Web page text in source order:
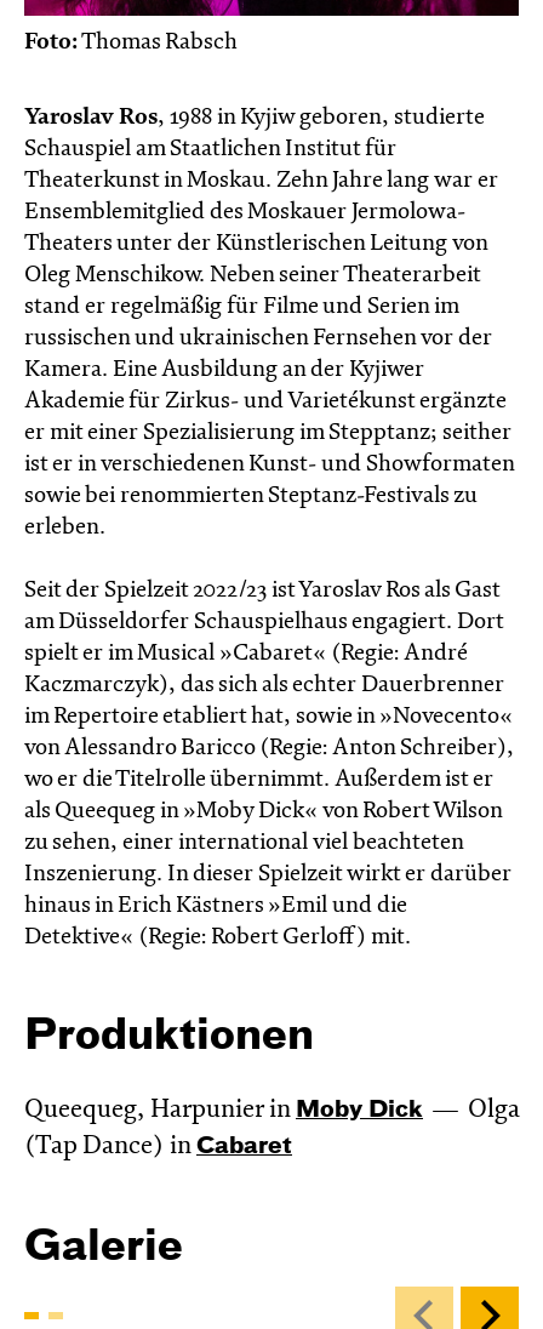
Foto:Thomas Rabsch
Yaroslav Ros, 1988 in Kyjiw geboren, studierte
Schauspiel am Staatlichen Institut für
Theaterkunst in Moskau. Zehn Jahre lang war er
Ensemblemitglied des Moskauer Jermolowa-
Theaters unter der Künstlerischen Leitung von
Oleg Menschikow. Neben seiner Theaterarbeit
stand er regelmäßig für Filme und Serien im
russischen und ukrainischen Fernsehen vor der
Kamera. Eine Ausbildung an der Kyjiwer
Akademie für Zirkus- und Varietékunst ergänzte
er mit einer Spezialisierung im Stepptanz; seither
ist er in verschiedenen Kunst- und Showformaten
sowie bei renommierten Steptanz-Festivals zu
erleben.
Seit der Spielzeit 2022/23 ist Yaroslav Ros als Gast
am Düsseldorfer Schauspielhaus engagiert. Dort
spielt er im Musical »Cabaret« (Regie: André
Kaczmarczyk), das sich als echter Dauerbrenner
im Repertoire etabliert hat, sowie in »Novecento«
von Alessandro Baricco (Regie: Anton Schreiber),
wo er die Titelrolle übernimmt. Außerdem ist er
als Queequeg in »Moby Dick« von Robert Wilson
zu sehen, einer international viel beachteten
Inszenierung. In dieser Spielzeit wirkt er darüber
hinaus in Erich Kästners »Emil und die
Detektive« (Regie: Robert Gerloff) mit.
Produktionen
Queequeg, Harpunier in Moby Dick
Olga
(Tap Dance) in Cabaret
Galerie